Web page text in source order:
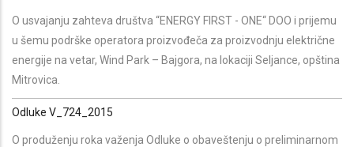
O usvajanju zahteva društva “ENERGY FIRST - ONE“ DOO i prijemu
u šemu podrške operatora proizvođeča za proizvodnju električne
energije na vetar, Wind Park – Bajgora, na lokaciji Seljance, opština
Mitrovica.
Odluke V_724_2015
O produženju roka važenja Odluke o obaveštenju o preliminarnom